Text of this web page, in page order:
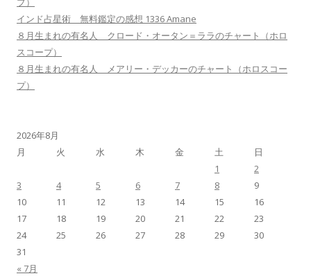
インド占星術 無料鑑定の感想 1336 Amane
８月生まれの有名人 クロード・オータン＝ララのチャート（ホロ
スコープ）
８月生まれの有名人 メアリー・デッカーのチャート（ホロスコー
プ）
2026年8月
月
火 水 木 金 土 日
« 7月
1
2
3
4 5 6 7 8
9
10
11 12 13 14 15
16
17
18 19 20 21 22
23
24
25 26 27 28 29
30
31